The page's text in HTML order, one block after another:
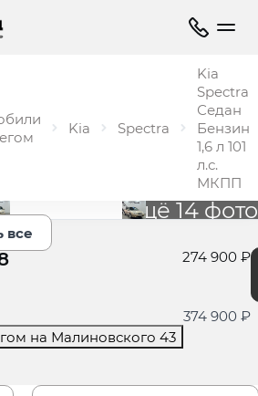
Kia Spectra
Kia
Spectra
Седан
Бензин
1,6 л 101
л.с.
МКПП
Ещё 14 фото
все
274 900 ₽
на Малиновского 43
374 900 ₽